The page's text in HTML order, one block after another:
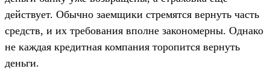
действует. Обычно заемщики стремятся вернуть часть
средств, и их требования вполне закономерны. Однако
не каждая кредитная компания торопится вернуть
деньги.